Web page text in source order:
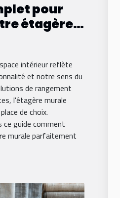
pour
étagère
intérieur reflète
et notre sens du
de rangement
l'étagère murale
de choix.
ce guide comment
murale parfaitement